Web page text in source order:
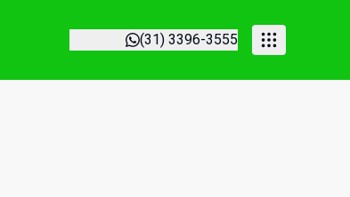
(31) 3396-3555